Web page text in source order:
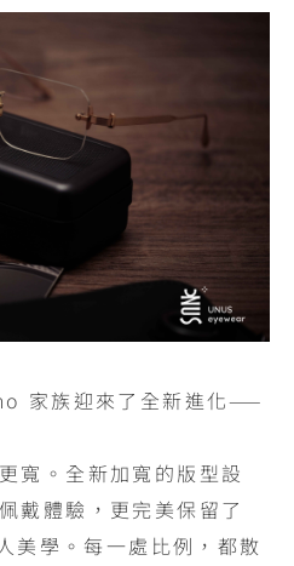
家族迎來了全新進化——
寬。全新加寬的版型設
戴體驗，更完美保留了
美學。每一處比例，都散